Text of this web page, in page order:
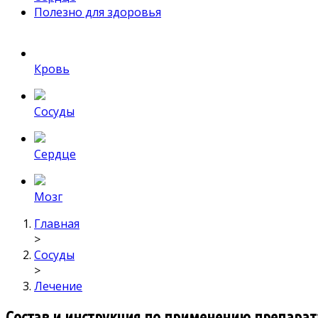
Полезно для здоровья
Кровь
Сосуды
Сердце
Мозг
Главная
>
Сосуды
>
Лечение